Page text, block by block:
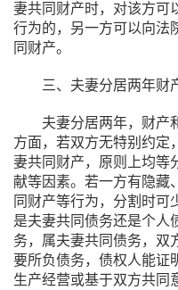
妻共同财产时，对该方可
行为的，另一方可以向法
同财产。
三、夫妻分居两年财
夫妻分居两年，财产
方面，若双方无特别约定
妻共同财产，原则上均等
献等因素。若一方有隐藏
同财产等行为，分割时可
是夫妻共同债务还是个人
务，属夫妻共同债务，双
要所负债务，债权人能证
生产经营或基于双方共同